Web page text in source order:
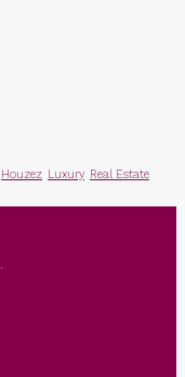
Houzez Luxury Real Estate